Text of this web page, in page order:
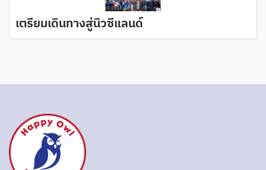
เตรียมเดินทางสู่นิวซีแลนด์